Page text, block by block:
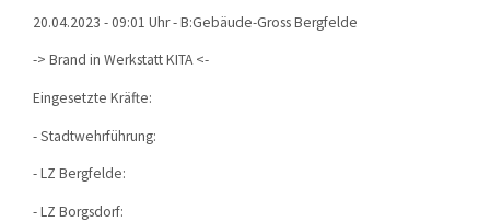
20.04.2023 - 09:01 Uhr - B:Gebäude-Gross Bergfelde
-> Brand in Werkstatt KITA <-
Eingesetzte Kräfte:
- Stadtwehrführung:
- LZ Bergfelde:
- LZ Borgsdorf: